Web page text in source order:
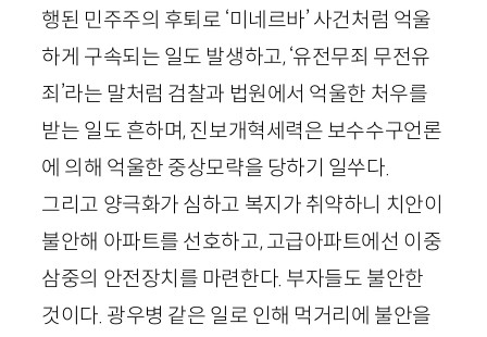
행된 민주주의 후퇴로 ‘미네르바’ 사건처럼 억울
하게 구속되는 일도 발생하고, ‘유전무죄 무전유
죄’라는 말처럼 검찰과 법원에서 억울한 처우를
받는 일도 흔하며, 진보개혁세력은 보수수구언론
에 의해 억울한 중상모략을 당하기 일쑤다.
그리고 양극화가 심하고 복지가 취약하니 치안이
불안해 아파트를 선호하고, 고급아파트에선 이중
삼중의 안전장치를 마련한다. 부자들도 불안한
것이다. 광우병 같은 일로 인해 먹거리에 불안을